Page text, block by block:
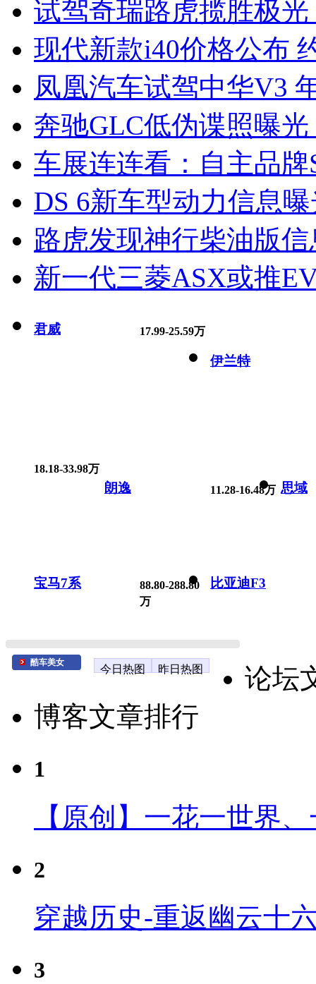
试驾奇瑞路虎揽胜极
现代新款i40价格公布
凤凰汽车试驾中华V3
奔驰GLC低伪谍照曝
车展连连看：自主品牌
DS 6新车型动力信息
路虎发现神行柴油版
新一代三菱ASX或推
君威 17.99-25.59万
伊兰特
18.18-33.98万
朗逸 11.28-16.48万 思域
宝马7系
88.80-288.80
万
比亚迪F3
酷车美女
今日热图 昨日热图
论坛
博客文章排行
1
【原创】一花一世界
2
穿越历史-重返幽云十
3